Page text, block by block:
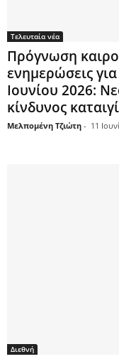
Τελευταία νέα
Πρόγνωση
ενημερώσεις
Ιουνίου 2026:
κίνδυνος
Μελπομένη Τζιώτη - 11
Διεθνή